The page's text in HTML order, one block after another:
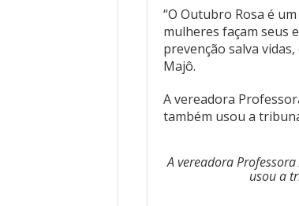
“O Outubro Rosa é
mulheres façam seus
prevenção salva
Majô.
A vereadora
também usou a
A vereadora
usou a